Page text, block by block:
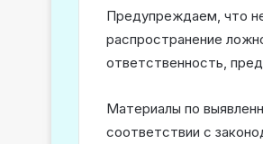
Предупреждаем, что
распространение
ответственность,
Материалы по
соответствии с